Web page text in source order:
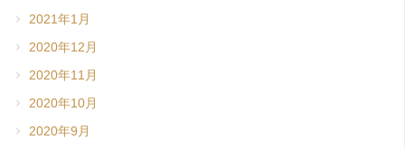
2021年1月
2020年12月
2020年11月
2020年10月
2020年9月